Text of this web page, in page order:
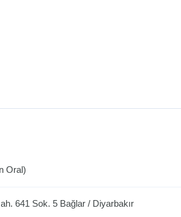
Oral)
641 Sok. 5 Bağlar / Diyarbakır